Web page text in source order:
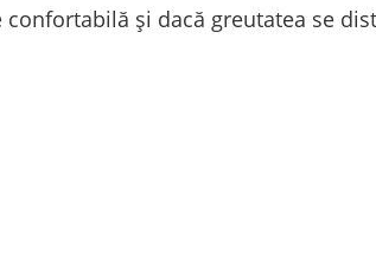
confortabilă și dacă greutatea se